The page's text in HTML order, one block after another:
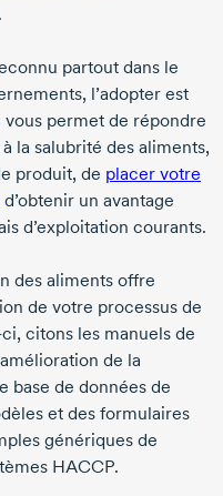
partout dans le
l’adopter est
vous permet de répondre
la salubrité des aliments,
produit, de placer votre
d’obtenir un avantage
d’exploitation courants.
des aliments offre
de votre processus de
citons les manuels de
de la
base de données de
et des formulaires
génériques de
HACCP.